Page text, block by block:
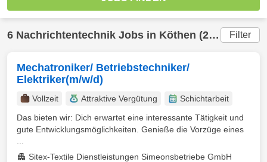
6 Nachrichtentechnik Jobs in Köthen (20 km) gefunden Filter
Mechatroniker/ Betriebstechniker/
Elektriker(m/w/d)
Vollzeit Attraktive Vergütung
Schichtarbeit
Das bieten wir: Dich erwartet eine interessante Tätigkeit und
gute Entwicklungsmöglichkeiten. Genieße die Vorzüge eines
Sitex-Textile Dienstleistungen Simeonsbetriebe GmbH